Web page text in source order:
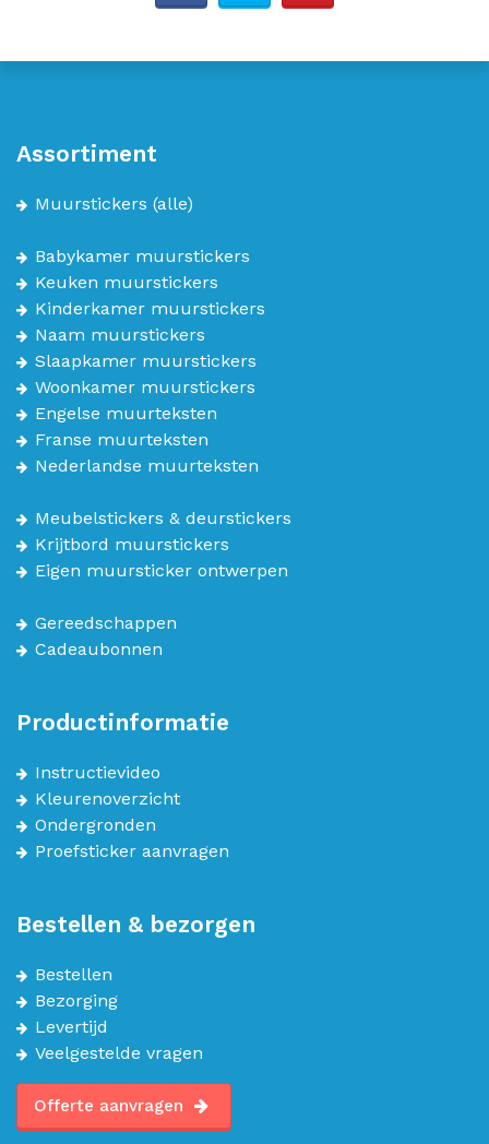
Assortiment
Muurstickers (alle)
Babykamer muurstickers
Keuken muurstickers
Kinderkamer muurstickers
Naam muurstickers
Slaapkamer muurstickers
Woonkamer muurstickers
Engelse muurteksten
Franse muurteksten
Nederlandse muurteksten
Meubelstickers & deurstickers
Krijtbord muurstickers
Eigen muursticker ontwerpen
Gereedschappen
Cadeaubonnen
Productinformatie
Instructievideo
Kleurenoverzicht
Ondergronden
Proefsticker aanvragen
Bestellen & bezorgen
Bestellen
Bezorging
Levertijd
Veelgestelde vragen
Offerte aanvragen